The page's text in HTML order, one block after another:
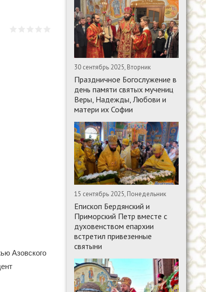
Азовского
30 сентябрь 2025, Вторник
Праздничное Богослужение в
день памяти святых мучениц
Веры, Надежды, Любови и
матери их Софии
15 сентябрь 2025, Понедельник
Епископ Бердянский и
Приморский Петр вместе с
духовенством епархии
встретил привезенные
святыни